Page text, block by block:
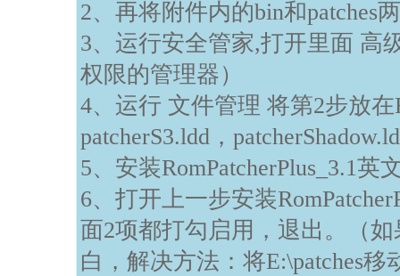
2、再将附件内的bin和patches
3、运行安全管家,打开里面 高
权限的管理器）
4、运行 文件管理 将第2步放在
patcherS3.ldd，
5、安装RomPatcherPlus_3.1英
6、打开上一步安装
面2项都打勾启用，退出。（如
白，解决方法：将E:\patches移